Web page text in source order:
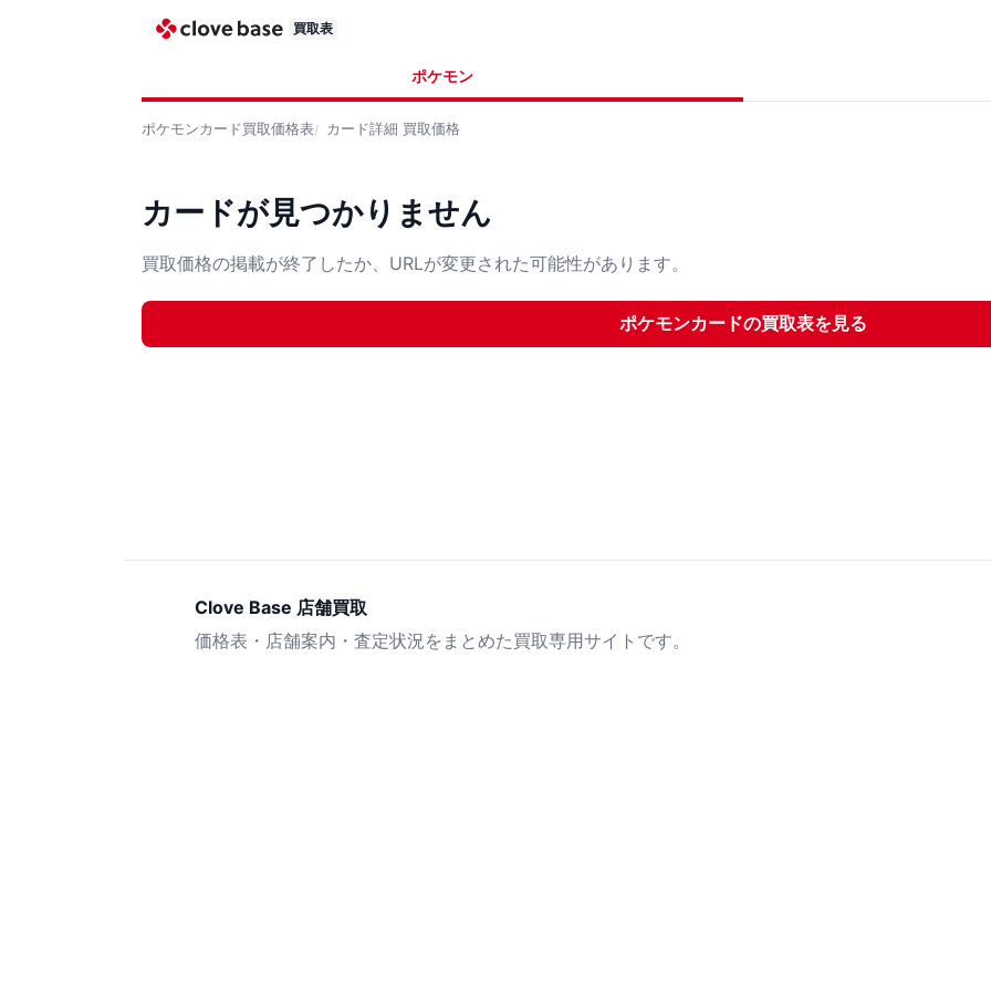
買取表
ポケモン
ポケモンカード買取価格表 カード詳細 買取価格
カードが見つかりません
買取価格の掲載が終了したか、URLが変更された可能性があります。
ポケモンカードの買取表を見る
Clove Base 店舗買取
価格表・店舗案内・査定状況をまとめた買取専用サイトです。